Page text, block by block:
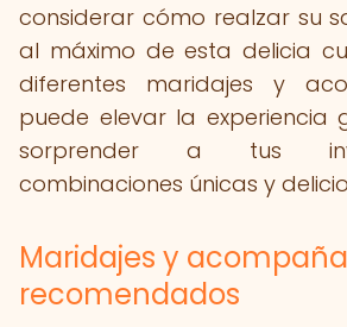
considerar cómo realzar su
al máximo de esta delicia
diferentes maridajes y
puede elevar la experiencia
sorprender a tus
combinaciones únicas y
Maridajes y
recomendados